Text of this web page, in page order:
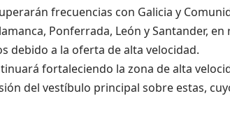
frecuencias con Galicia y
Ponferrada, León y Santander, en
debido a la oferta de alta velocidad.
fortaleciendo la zona de alta
del vestíbulo principal sobre estas,